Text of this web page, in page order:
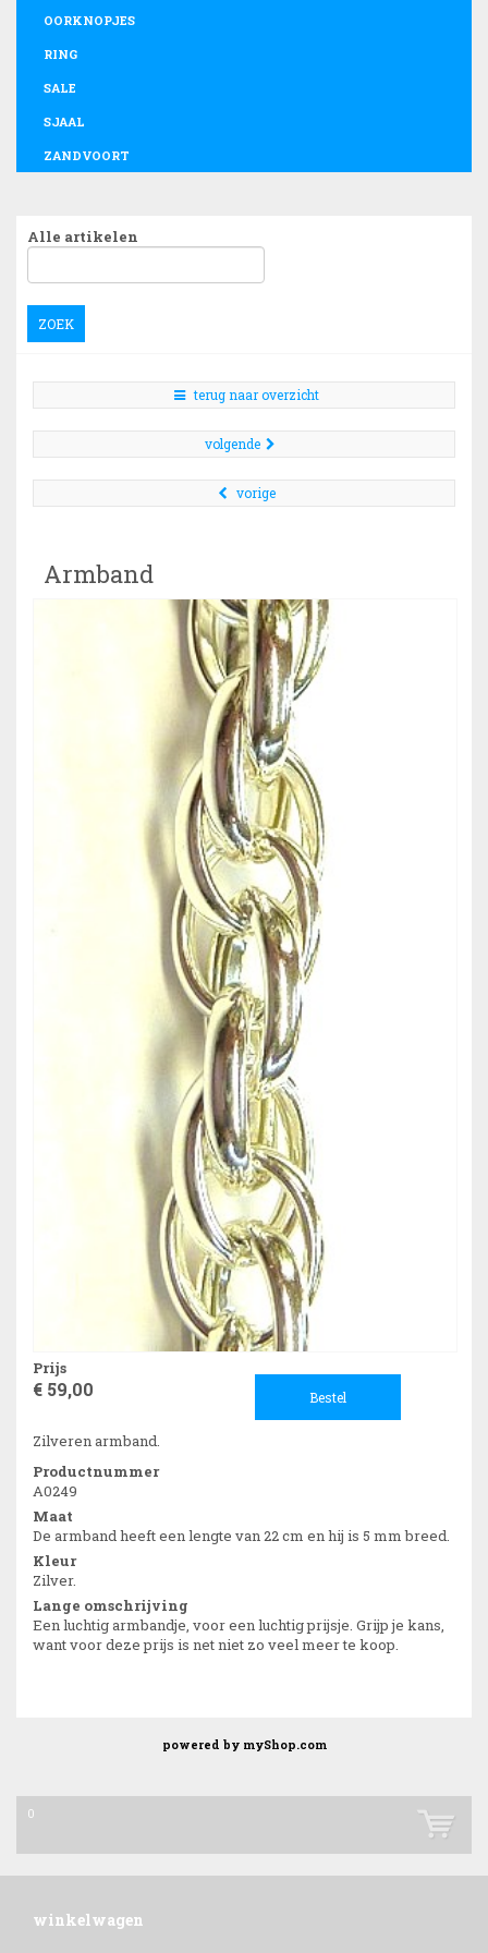
OORKNOPJES
RING
SALE
SJAAL
ZANDVOORT
Alle artikelen
ZOEK
terug naar overzicht
volgende
vorige
Armband
Prijs
€ 59,00 Bestel
Zilveren armband.
Productnummer
A0249
Maat
De armband heeft een lengte van 22 cm en hij is 5 mm breed.
Kleur
Zilver.
Lange omschrijving
Een luchtig armbandje, voor een luchtig prijsje. Grijp je kans,
want voor deze prijs is net niet zo veel meer te koop.
powered by myShop.com
0
winkelwagen